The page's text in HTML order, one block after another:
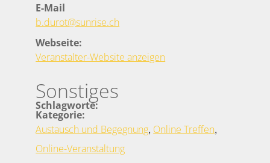
E-Mail
b.durot@sunrise.ch
Webseite:
Veranstalter-Website anzeigen
Sonstiges
Schlagworte:
Kategorie:
Austausch und Begegnung, Online Treffen,
Online-Veranstaltung